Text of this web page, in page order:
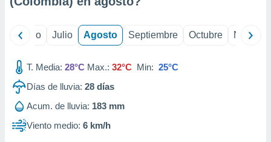
mediante
publicidad
publicidad
Junio Julio Agosto Septiembre Octubre
T. Media: 28°C Max.: 32°C Min: 25°C
Días de lluvia: 28 días
Acum. de lluvia: 183 mm
Viento medio: 6 km/h